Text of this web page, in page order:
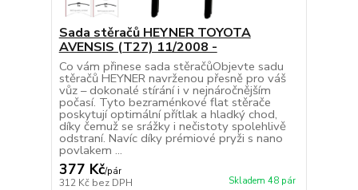
Sada stěračů HEYNER TOYOTA
AVENSIS (T27) 11/2008 -
Co vám přinese sada stěračůObjevte sadu
stěračů HEYNER navrženou přesně pro váš
vůz – dokonalé stírání i v nejnáročnějším
počasí. Tyto bezraménkové flat stěrače
poskytují optimální přítlak a hladký chod,
díky čemuž se srážky i nečistoty spolehlivě
odstraní. Navíc díky prémiové pryži s nano
povlakem ...
377 Kč/pár
312 Kč bez DPH Skladem 48 pár